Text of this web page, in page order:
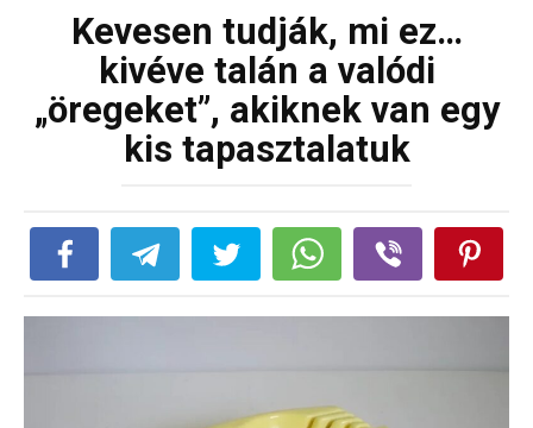
Kevesen tudják, mi ez…
kivéve talán a valódi
„öregeket”, akiknek van egy
kis tapasztalatuk